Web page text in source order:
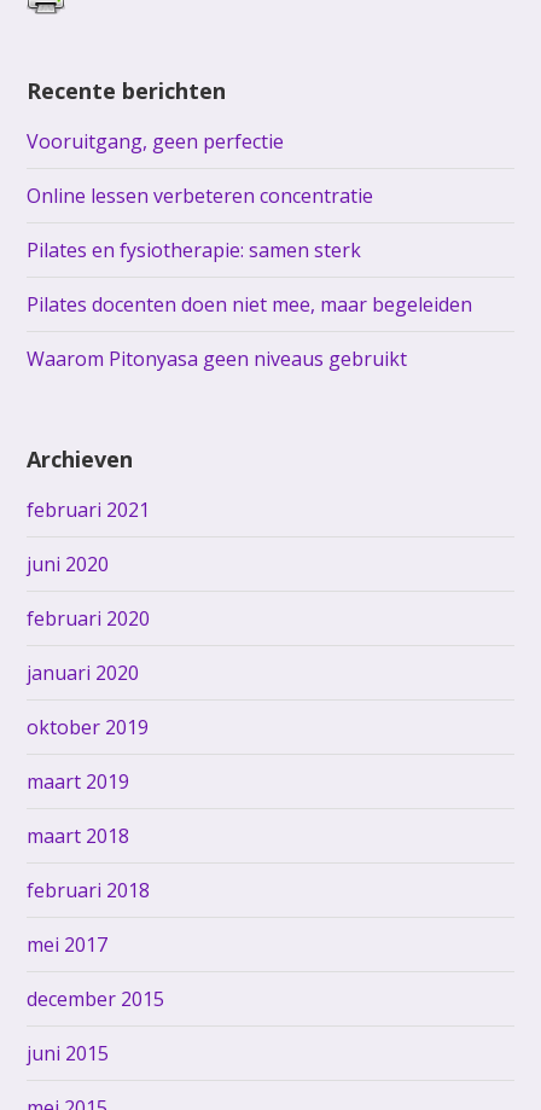
Recente berichten
Vooruitgang, geen perfectie
Online lessen verbeteren concentratie
Pilates en fysiotherapie: samen sterk
Pilates docenten doen niet mee, maar begeleiden
Waarom Pitonyasa geen niveaus gebruikt
Archieven
februari 2021
juni 2020
februari 2020
januari 2020
oktober 2019
maart 2019
maart 2018
februari 2018
mei 2017
december 2015
juni 2015